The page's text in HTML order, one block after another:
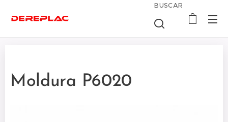
BUSCAR
Moldura P6020